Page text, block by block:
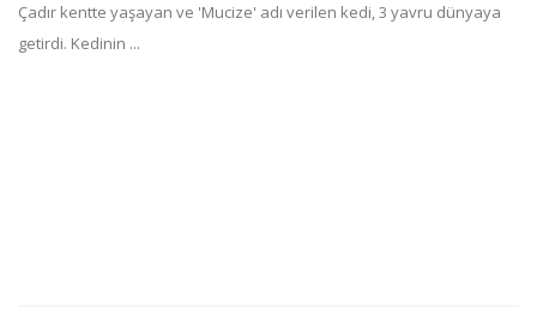
Çadır kentte yaşayan ve 'Mucize' adı verilen kedi, 3 yavru dünyaya
getirdi. Kedinin ...